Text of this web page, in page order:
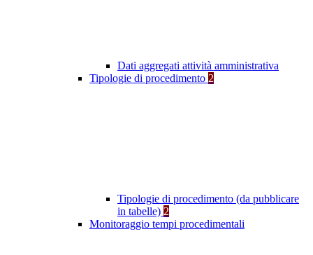
Dati aggregati attività amministrativa
Tipologie di procedimento 2
Tipologie di procedimento (da pubblicare
in tabelle) 2
Monitoraggio tempi procedimentali